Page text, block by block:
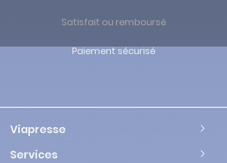
Satisfait ou remboursé
Paiement sécurisé
Viapresse
Services